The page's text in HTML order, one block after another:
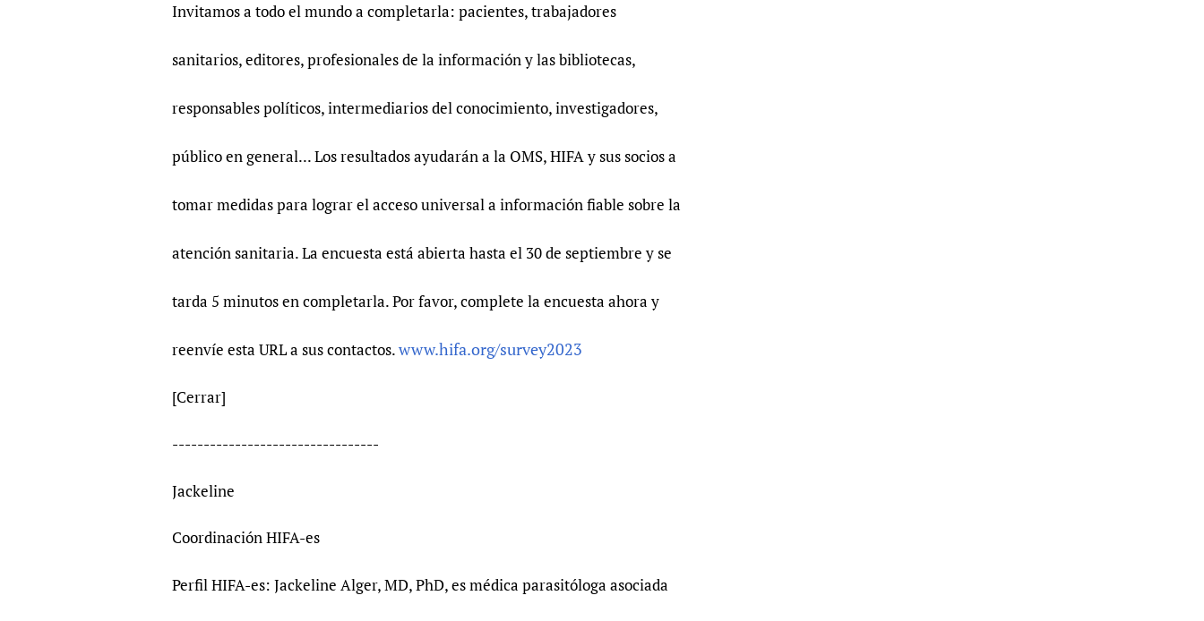
Invitamos a todo el mundo a completarla: pacientes, trabajadores
sanitarios, editores, profesionales de la información y las bibliotecas,
responsables políticos, intermediarios del conocimiento, investigadores,
público en general... Los resultados ayudarán a la OMS, HIFA y sus socios a
tomar medidas para lograr el acceso universal a información fiable sobre la
atención sanitaria. La encuesta está abierta hasta el 30 de septiembre y se
tarda 5 minutos en completarla. Por favor, complete la encuesta ahora y
reenvíe esta URL a sus contactos.www.hifa.org/survey2023
[Cerrar]
---------------------------------
Jackeline
Coordinación HIFA-es
Perfil HIFA-es: Jackeline Alger, MD, PhD, es médica parasitóloga asociada